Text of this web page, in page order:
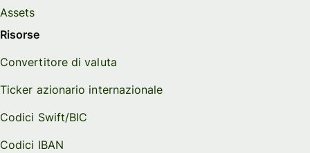
Assets
Risorse
Convertitore di valuta
Ticker azionario internazionale
Codici Swift/BIC
Codici IBAN